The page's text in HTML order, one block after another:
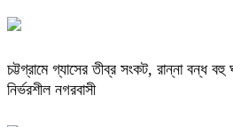
চট্টগ্রামে গ্যাসের তীব্র সংকট, রান্না বন্ধ বহু
নির্ভরশীল নগরবাসী